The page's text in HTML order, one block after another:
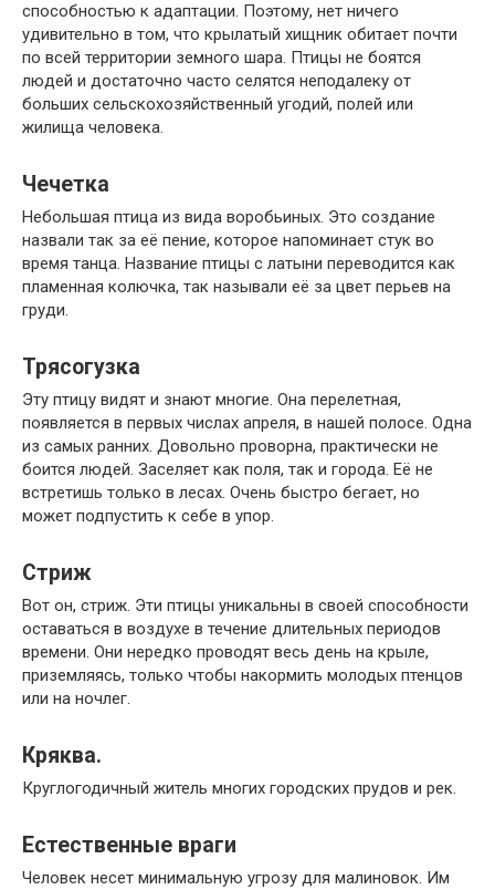
способностью к адаптации. Поэтому, нет ничего
удивительно в том, что крылатый хищник обитает почти
по всей территории земного шара. Птицы не боятся
людей и достаточно часто селятся неподалеку от
больших сельскохозяйственный угодий, полей или
жилища человека.
Чечетка
Небольшая птица из вида воробьиных. Это создание
назвали так за её пение, которое напоминает стук во
время танца. Название птицы с латыни переводится как
пламенная колючка, так называли её за цвет перьев на
груди.
Трясогузка
Эту птицу видят и знают многие. Она перелетная,
появляется в первых числах апреля, в нашей полосе. Одна
из самых ранних. Довольно проворна, практически не
боится людей. Заселяет как поля, так и города. Её не
встретишь только в лесах. Очень быстро бегает, но
может подпустить к себе в упор.
Стриж
Вот он, стриж. Эти птицы уникальны в своей способности
оставаться в воздухе в течение длительных периодов
времени. Они нередко проводят весь день на крыле,
приземляясь, только чтобы накормить молодых птенцов
или на ночлег.
Кряква.
Круглогодичный житель многих городских прудов и рек.
Естественные враги
Человек несет минимальную угрозу для малиновок. Им